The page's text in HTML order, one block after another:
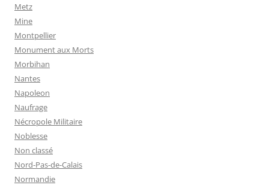
Metz
Mine
Montpellier
Monument aux Morts
Morbihan
Nantes
Napoleon
Naufrage
Nécropole Militaire
Noblesse
Non classé
Nord-Pas-de-Calais
Normandie